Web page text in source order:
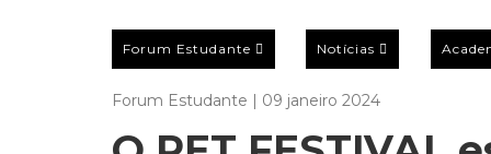
Forum Estudante Notícias
Forum Estudante | 09 janeiro 2024